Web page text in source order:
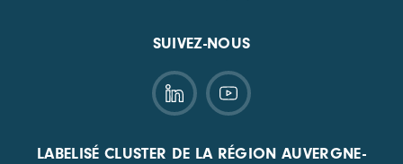
SUIVEZ-NOUS
LABELISÉ CLUSTER DE LA RÉGION AUVERGNE-